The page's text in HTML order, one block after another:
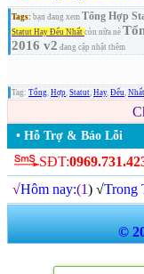
Tags: bạn đang xem Tổng Hợp
Statut Hay Đểu Nhất còn nữa nè
2016 v2 đang cập nhật thêm
Tag: Tổng, Hợp, Statut, Hay, Đểu, Nhất
• Hỗ Trợ & Báo Lỗi
SĐT:
√Hôm nay:(1) √Trong
©